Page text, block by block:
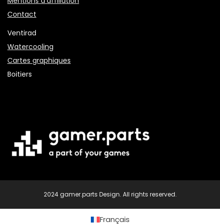
Contact
Ventirad
Watercooling
Cartes graphiques
Boitiers
2024 gamer.parts Design. All rights reserved.
Français